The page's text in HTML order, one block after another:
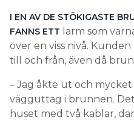
I EN AV DE STÖKIGASTE
FANNS ETT
larm som
över en viss nivå.
till och från, även då
– Jag åkte ut och
vägguttag i brunnen.
huset med två kablar,